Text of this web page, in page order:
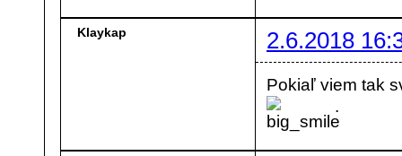
Klaykap 2.6.2018
Pokiaľ viem tak
.